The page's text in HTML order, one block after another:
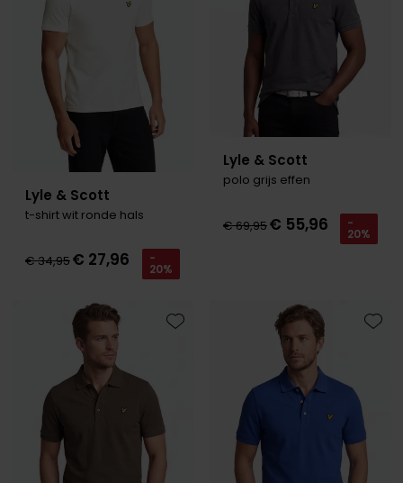
Lyle & Scott
t-shirt wit ronde hals
€ 34,95€ 27,96 -
20%
Lyle & Scott
polo grijs effen
€ 69,95€ 55,96 -
20%
Toevoegen aan favorieten